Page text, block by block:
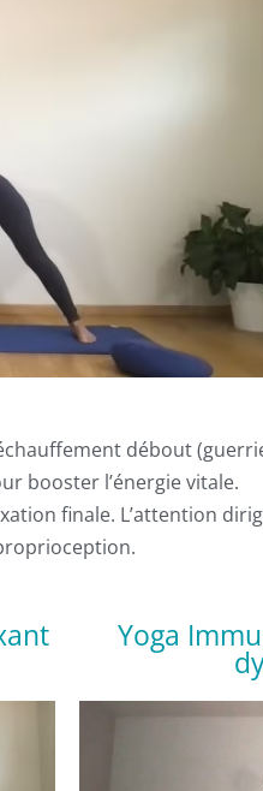
débout
booster l’énergie vitale.
finale. L’attention
Yoga